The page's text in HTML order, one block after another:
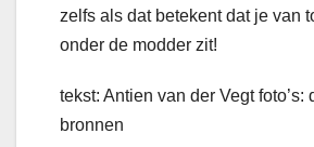
zelfs als dat betekent dat je van
onder de modder zit!
tekst: Antien van der Vegt foto’s:
bronnen